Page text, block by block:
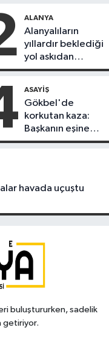
ALANYA
Alanyalıların
yıllardır beklediği
yol askıdan
döndü
ASAYIŞ
Gökbel'de
korkutan kaza:
Başkanın eşine
motosiklet çarptı
havada uçuştu
buluştururken, sadelik
getiriyor.